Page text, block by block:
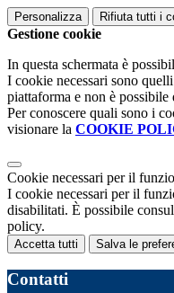
Personalizza Rifiuta tutti i
Gestione cookie
In questa schermata è
I cookie necessari sono
piattaforma e non è
Per conoscere quali sono i
visionare la COOKIE
Cookie necessari per il
I cookie necessari per il
disabilitati. È possibile
policy.
Accetta tutti Salva le
Contatti